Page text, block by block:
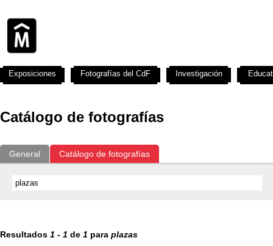
Catálogo de fotografías
General Catálogo de fotografías
Resultados 1 - 1 de 1 para plazas
Exposiciones Fotografías del CdF Investigación